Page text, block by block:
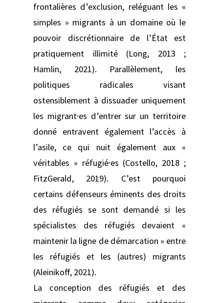
frontalières d’exclusion, reléguant les «
simples » migrants à un domaine où le
pouvoir discrétionnaire de l’État est
pratiquement illimité (Long, 2013 ;
Hamlin, 2021). Parallèlement, les
politiques radicales visant
ostensiblement à dissuader uniquement
les migrant·es d’entrer sur un territoire
donné entravent également l’accès à
l’asile, ce qui nuit également aux «
véritables » réfugié·es (Costello, 2018 ;
FitzGerald, 2019). C’est pourquoi
certains défenseurs éminents des droits
des réfugiés se sont demandé si les
spécialistes des réfugiés devaient «
maintenir la ligne de démarcation » entre
les réfugiés et les (autres) migrants
(Aleinikoff, 2021).
La conception des réfugiés et des